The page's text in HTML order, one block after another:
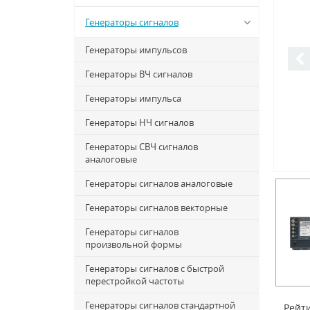
Генераторы сигналов
Генераторы импульсов
Генераторы ВЧ сигналов
Генераторы импульса
Генераторы НЧ сигналов
Генераторы СВЧ сигналов
аналоговые
Генераторы сигналов аналоговые
Генераторы сигналов векторные
Генераторы сигналов
произвольной формы
Генераторы сигналов с быстрой
перестройкой частоты
Генераторы сигналов стандартной